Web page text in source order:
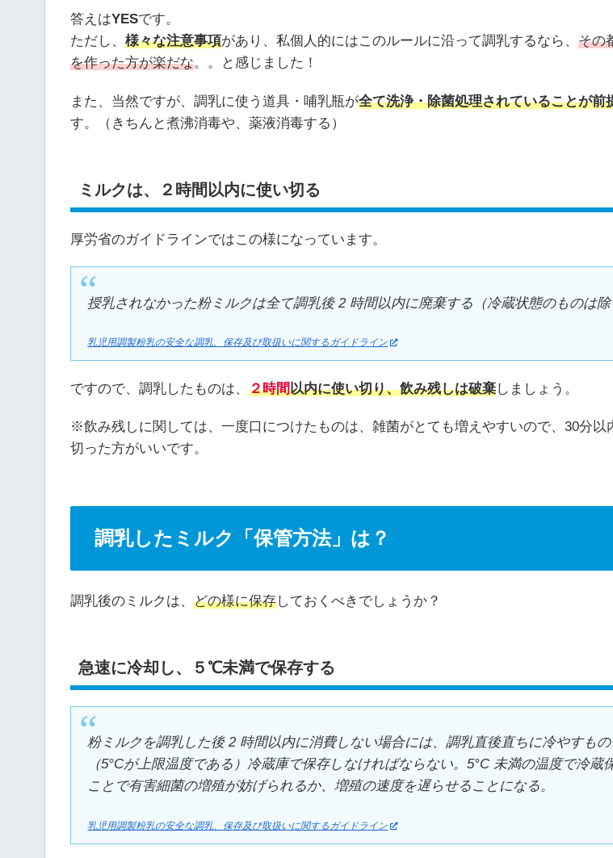
答えはYESです。
ただし、 様々な注意事項があり、私個人的にはこのルールに沿って調乳するなら、 その
を作った方が楽だな。。と感じました！
また、当然ですが、調乳に使う道具・哺乳瓶が全て洗浄・除菌処理されていることが前
す。（きちんと煮沸消毒や、薬液消毒する）
ミルクは、２時間以内に使い切る
厚労省のガイドラインではこの様になっています。
授乳されなかった粉ミルクは全て調乳後 2 時間以内に廃棄する（冷蔵状態のものは除
乳児用調製粉乳の安全な調乳、保存及び取扱いに関するガイドライン
ですので、調乳したものは、 ２時間以内に使い切り、飲み残しは破棄しましょう。
※飲み残しに関しては、一度口につけたものは、雑菌がとても増えやすいので、30分以
切った方がいいです。
調乳したミルク「保管方法」は？
調乳後のミルクは、 どの様に保存しておくべきでしょうか？
急速に冷却し、５℃未満で保存する
粉ミルクを調乳した後 2 時間以内に消費しない場合には、調乳直後直ちに冷やすもの
（5°Cが上限温度である）冷蔵庫で保存しなければならない。5°C 未満の温度で冷蔵
ことで有害細菌の増殖が妨げられるか、増殖の速度を遅らせることになる。
乳児用調製粉乳の安全な調乳、保存及び取扱いに関するガイドライン